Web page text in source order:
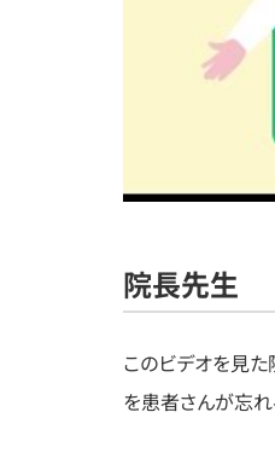
院長先生
このビデオを見た
を患者さんが忘れ